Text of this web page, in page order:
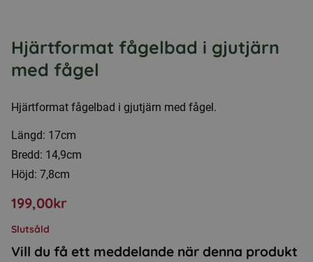
Hjärtformat fågelbad i gjutjärn
med fågel
Hjärtformat fågelbad i gjutjärn med fågel.
Längd: 17cm
Bredd: 14,9cm
Höjd: 7,8cm
199,00kr
Slutsåld
Vill du få ett meddelande när denna produkt